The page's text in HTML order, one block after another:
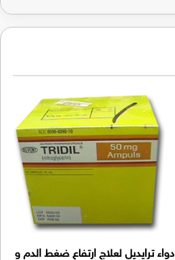
دواء ترايديل لعلاج ارتفاع ضغط الدم و